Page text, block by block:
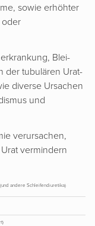
sowie erhöhter
oder
Blei-
der tubulären Urat-
diverse Ursachen
und
verursachen,
vermindern
(und andere Schleifendiuretika)